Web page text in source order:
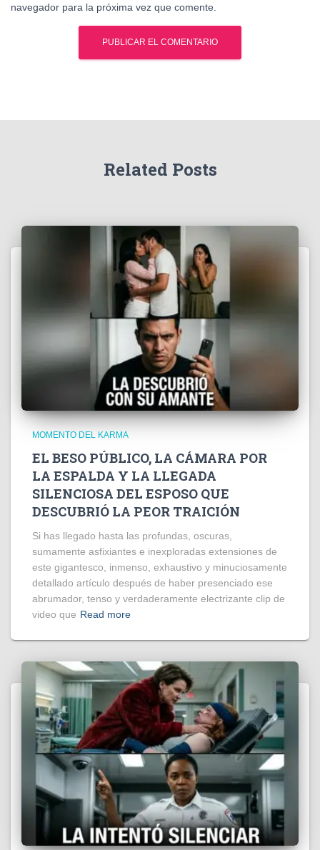
navegador para la próxima vez que comente.
Related Posts
MOMENTO DEL KARMA
EL BESO PÚBLICO, LA CÁMARA POR
LA ESPALDA Y LA LLEGADA
SILENCIOSA DEL ESPOSO QUE
DESCUBRIÓ LA PEOR TRAICIÓN
Si has llegado hasta las profundas, oscuras,
sumamente asfixiantes e inexploradas extensiones de
este gigantesco, inmenso, exhaustivo y minuciosamente
detallado artículo después de haber presenciado ese
abrumador, tenso y verdaderamente electrizante clip de
video que Read more